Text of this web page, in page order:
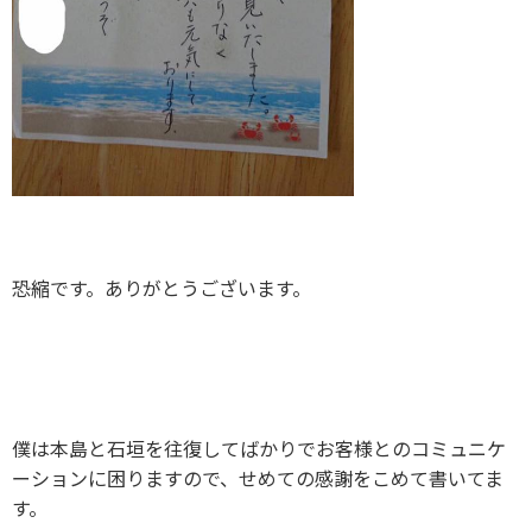
恐縮です。ありがとうございます。
僕は本島と石垣を往復してばかりでお客様とのコミュニケ
ーションに困りますので、せめての感謝をこめて書いてま
す。